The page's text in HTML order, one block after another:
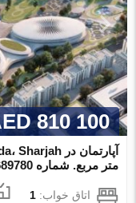
810 100 AED
متر مربع. شماره 689780
اتاق خواب:1